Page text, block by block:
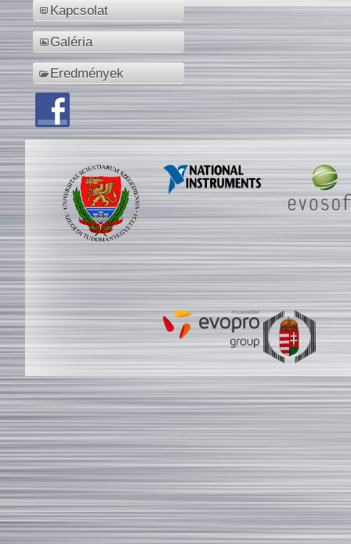
Kapcsolat
Galéria
Eredmények